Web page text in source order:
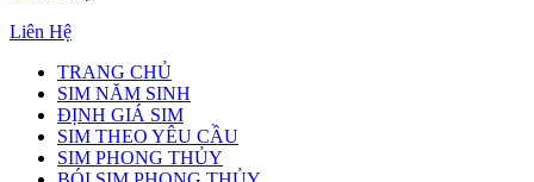
Liên Hệ
TRANG CHỦ
SIM NĂM SINH
ĐỊNH GIÁ SIM
SIM THEO YÊU CẦU
SIM PHONG THỦY